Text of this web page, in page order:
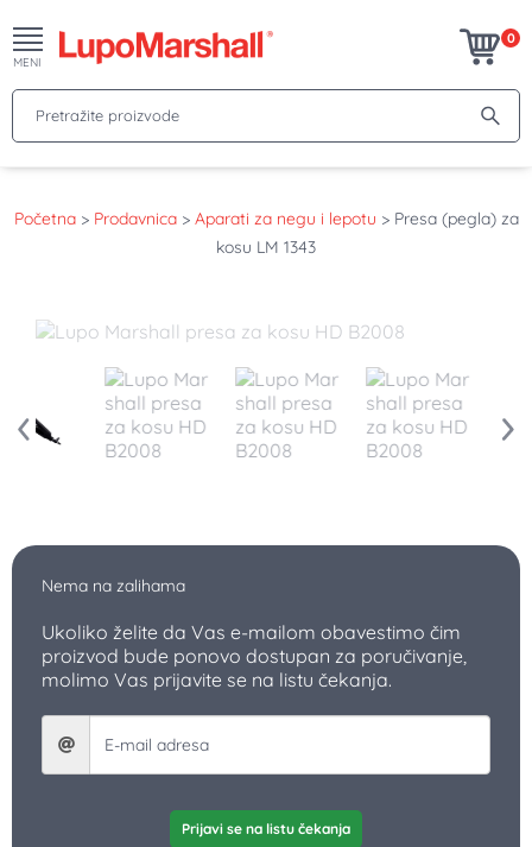
MENI
0
Pretražite proizvode
Početna > Prodavnica > Aparati za negu i lepotu > Presa (pegla) za
kosu LM 1343
Nema na zalihama
Ukoliko želite da Vas e-mailom obavestimo čim
proizvod bude ponovo dostupan za poručivanje,
molimo Vas prijavite se na listu čekanja.
Prijavi se na listu čekanja